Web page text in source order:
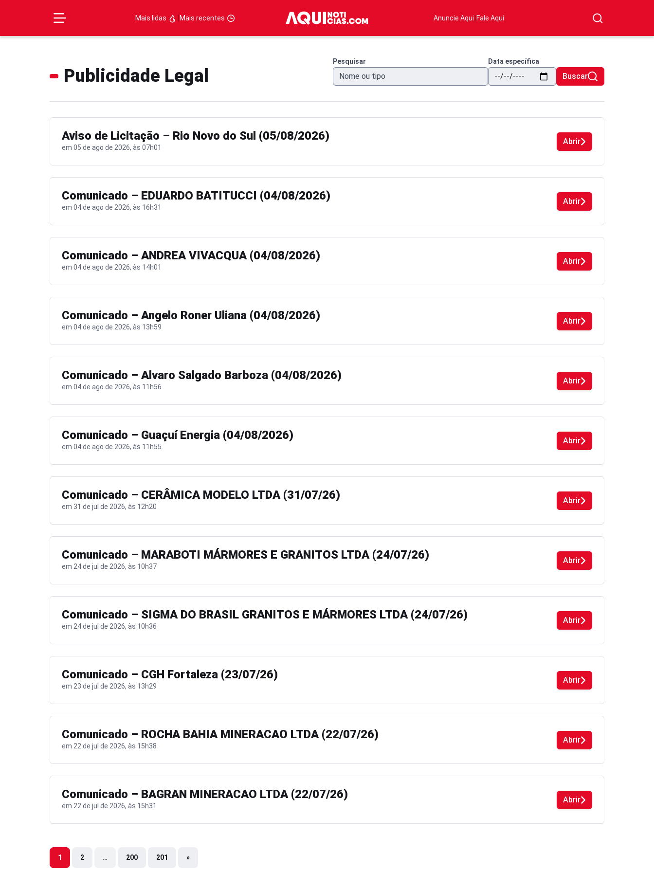
Mais lidas |Mais recentes Anuncie Aqui|Fale Aqui
Publicidade Legal
Pesquisar Data específica
Buscar
Aviso de Licitação – Rio Novo do Sul (05/08/2026)
em 05 de ago de 2026, às 07h01
Abrir
Comunicado – EDUARDO BATITUCCI (04/08/2026)
em 04 de ago de 2026, às 16h31
Abrir
Comunicado – ANDREA VIVACQUA (04/08/2026)
em 04 de ago de 2026, às 14h01
Abrir
Comunicado – Angelo Roner Uliana (04/08/2026)
em 04 de ago de 2026, às 13h59
Abrir
Comunicado – Alvaro Salgado Barboza (04/08/2026)
em 04 de ago de 2026, às 11h56
Abrir
Comunicado – Guaçuí Energia (04/08/2026)
em 04 de ago de 2026, às 11h55
Abrir
Comunicado – CERÂMICA MODELO LTDA (31/07/26)
em 31 de jul de 2026, às 12h20
Abrir
Comunicado – MARABOTI MÁRMORES E GRANITOS LTDA (24/07/26)
em 24 de jul de 2026, às 10h37
Abrir
Comunicado – SIGMA DO BRASIL GRANITOS E MÁRMORES LTDA (24/07/26)
em 24 de jul de 2026, às 10h36
Abrir
Comunicado – CGH Fortaleza (23/07/26)
em 23 de jul de 2026, às 13h29
Abrir
Comunicado – ROCHA BAHIA MINERACAO LTDA (22/07/26)
em 22 de jul de 2026, às 15h38
Abrir
Comunicado – BAGRAN MINERACAO LTDA (22/07/26)
em 22 de jul de 2026, às 15h31
Abrir
1 2 … 200 201 »